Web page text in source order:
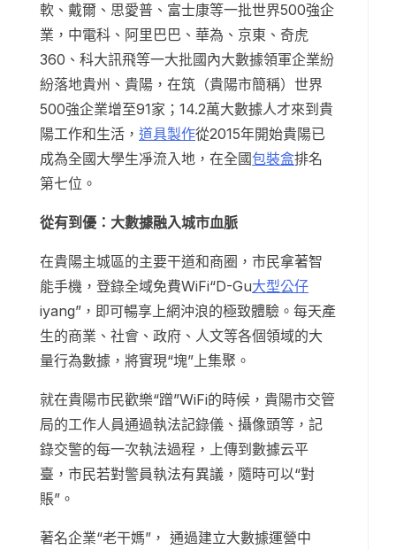
軟、戴爾、思愛普、富士康等一批世界500強企
業，中電科、阿里巴巴、華為、京東、奇虎
360、科大訊飛等一大批國內大數據領軍企業紛
紛落地貴州、貴陽，在筑（貴陽市簡稱）世界
500強企業增至91家；14.2萬大數據人才來到貴
陽工作和生活， 道具製作從2015年開始貴陽已
成為全國大學生凈流入地，在全國包裝盒排名
第七位。
從有到優：大數據融入城市血脈
在貴陽主城區的主要干道和商圈，市民拿著智
能手機，登錄全域免費WiFi“D-Gu大型公仔
iyang”，即可暢享上網沖浪的極致體驗。每天產
生的商業、社會、政府、人文等各個領域的大
量行為數據，將實現“塊”上集聚。
就在貴陽市民歡樂“蹭”WiFi的時候，貴陽市交管
局的工作人員通過執法記錄儀、攝像頭等，記
錄交警的每一次執法過程，上傳到數據云平
臺，市民若對警員執法有異議，隨時可以“對
賬”。
著名企業“老干媽”， 通過建立大數據運營中